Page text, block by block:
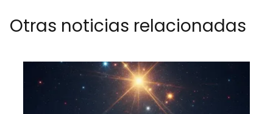
Otras noticias relacionadas